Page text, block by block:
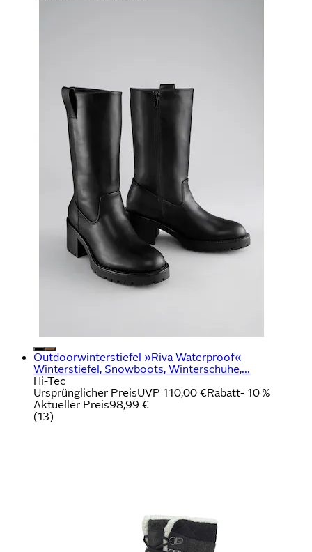
Outdoorwinterstiefel »Riva Waterproof«
Winterstiefel, Snowboots, Winterschuhe,...
Hi-Tec
Ursprünglicher PreisUVP 110,00 €Rabatt- 10 %
Aktueller Preis98,99 €
(13)